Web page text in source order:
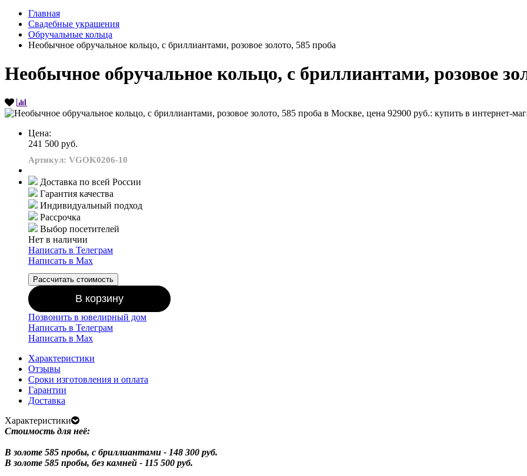
Главная
Свадебные украшения
Обручальные кольца
Необычное обручальное кольцо, с бриллиантами, розовое золото, 585 проба
Необычное обручальное кольцо, с бриллиантами, розовое
Цена:
241 500 руб.
Артикул: VGOK0206-10
Доставка по всей России
Гарантия качества
Индивидуальный подход
Рассрочка
Выбор посетителей
Нет в наличии
Написать в Телеграм
Написать в Мах
Рассчитать стоимость
В корзину
Позвонить в ювелирный дом
Написать в Телеграм
Написать в Мах
Характеристики
Отзывы
Сроки изготовления и оплата
Гарантии
Доставка
Характеристики
Стоимость для неё:
В золоте 585 пробы, с бриллиантами - 148 300 руб.
В золоте 585 пробы, без камней - 115 500 руб.